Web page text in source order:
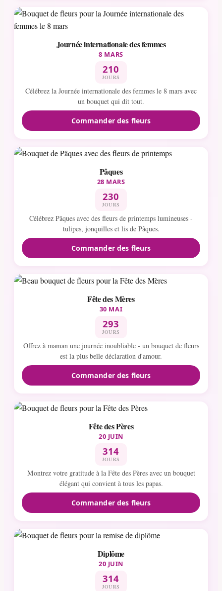
Journée internationale des femmes
8 MARS
210
JOURS
Célébrez la Journée internationale des femmes le 8 mars avec
un bouquet qui dit tout.
Commander des fleurs
Pâques
28 MARS
230
JOURS
Célébrez Pâques avec des fleurs de printemps lumineuses -
tulipes, jonquilles et lis de Pâques.
Commander des fleurs
Fête des Mères
30 MAI
293
JOURS
Offrez à maman une journée inoubliable - un bouquet de fleurs
est la plus belle déclaration d'amour.
Commander des fleurs
Fête des Pères
20 JUIN
314
JOURS
Montrez votre gratitude à la Fête des Pères avec un bouquet
élégant qui convient à tous les papas.
Commander des fleurs
Diplôme
20 JUIN
314
JOURS